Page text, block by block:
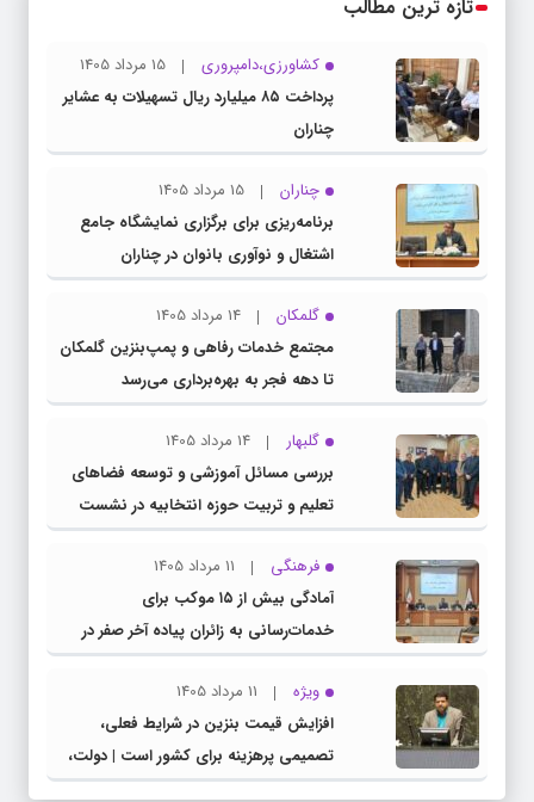
تازه ترین مطالب
کشاورزی،دامپروری
15 مرداد 1405
پرداخت ۸۵ میلیارد ریال تسهیلات به عشایر
چناران
چناران
15 مرداد 1405
برنامه‌ریزی برای برگزاری نمایشگاه جامع
اشتغال و نوآوری بانوان در چناران
گلمکان
14 مرداد 1405
مجتمع خدمات رفاهی و پمپ‌بنزین گلمکان
تا دهه فجر به بهره‌برداری می‌رسد
گلبهار
14 مرداد 1405
بررسی مسائل آموزشی و توسعه فضاهای
تعلیم و تربیت حوزه انتخابیه در نشست
مشترک عضو کمیسیون آموزش مجلس با
مدیرکل آموزش و پرورش خراسان رضوی
فرهنگی
11 مرداد 1405
آمادگی بیش از ۱۵ موکب برای
خدمات‌رسانی به زائران پیاده آخر صفر در
شهرستان چناران
ویژه
11 مرداد 1405
افزایش قیمت بنزین در شرایط فعلی،
تصمیمی پرهزینه برای کشور است | دولت،
قاچاق سوخت و عوامل اصلی ناترازی را